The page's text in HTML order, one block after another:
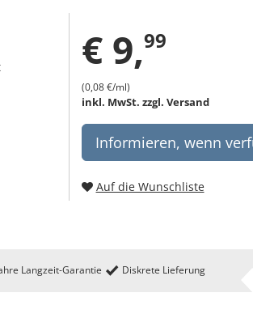
€ 9,99
(0,08 €/ml)
inkl. MwSt. zzgl. Versand
Informieren, wenn
Auf die Wunschliste
Langzeit-Garantie Diskrete Lieferung